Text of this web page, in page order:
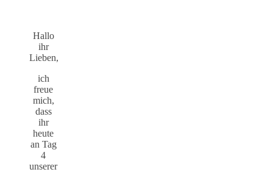
Hallo
ihr
Lieben,
ich
freue
mich,
dass
ihr
heute
an Tag
4
unserer